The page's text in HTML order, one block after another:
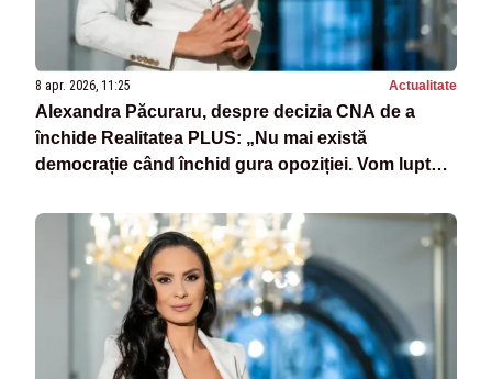
8 apr. 2026, 11:25 Actualitate
Alexandra Păcuraru, despre decizia CNA de a
închide Realitatea PLUS: „Nu mai există
democrație când închid gura opoziției. Vom lupta